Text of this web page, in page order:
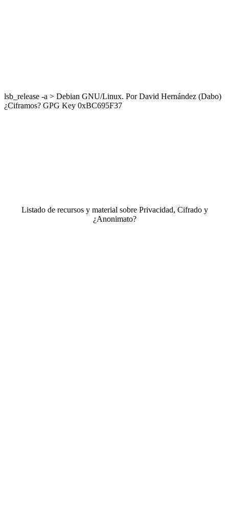
lsb_release -a > Debian GNU/Linux. Por David Hernández (Dabo)
¿Ciframos? GPG Key 0xBC695F37
Listado de recursos y material sobre Privacidad, Cifrado y
¿Anonimato?